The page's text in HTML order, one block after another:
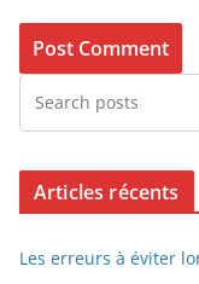
Articles récents
Les erreurs à éviter